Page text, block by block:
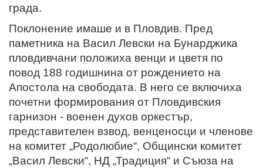
града.
Поклонение имаше и в Пловдив. Пред
паметника на Васил Левски на Бунарджика
пловдивчани положиха венци и цветя по
повод 188 годишнина от рождението на
Апостола на свободата. В него се включиха
почетни формирования от Пловдивския
гарнизон - военен духов оркестър,
представителен взвод, венценосци и членове
на комитет „Родолюбие“, Общински комитет
„Васил Левски“, НД „Традиция“ и Съюза на